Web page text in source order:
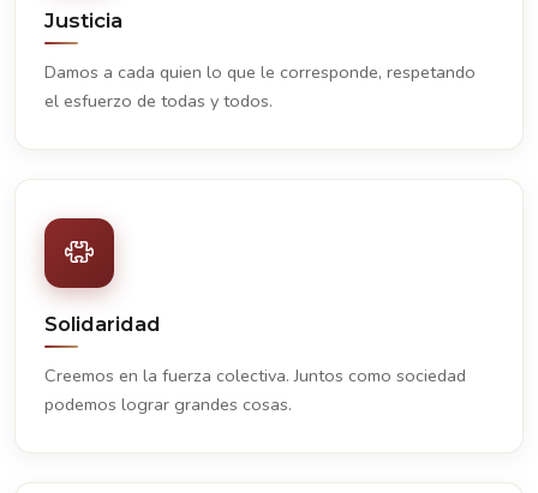
Justicia
Damos a cada quien lo que le corresponde, respetando
el esfuerzo de todas y todos.
Solidaridad
Creemos en la fuerza colectiva. Juntos como sociedad
podemos lograr grandes cosas.